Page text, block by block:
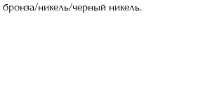
никель/черный никель.